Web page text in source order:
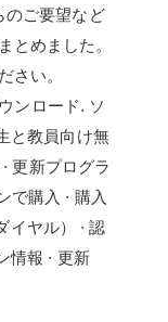
ご要望など
とめました。
い。
ンロード. ソ
と教員向け無
更新プログラ
購入 · 購入
ヤル） · 認
情報 · 更新